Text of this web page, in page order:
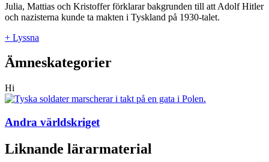
Julia, Mattias och Kristoffer förklarar bakgrunden till att Adolf Hitler
och nazisterna kunde ta makten i Tyskland på 1930-talet.
+ Lyssna
Ämneskategorier
Hi
Andra världskriget
Liknande lärarmaterial